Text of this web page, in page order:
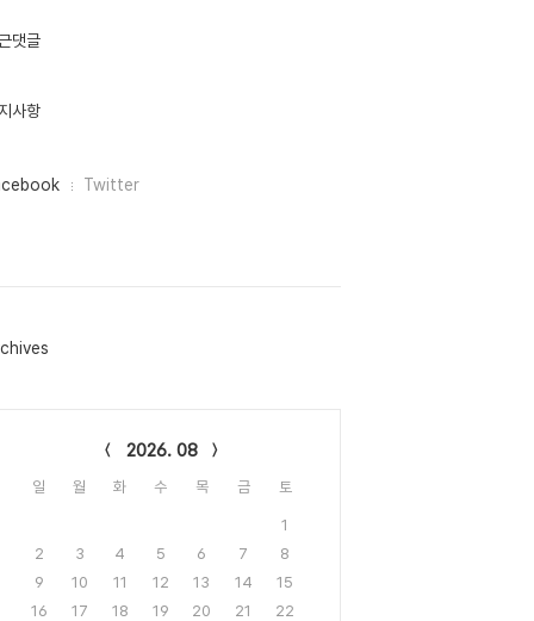
댓글
사항
Twitter
2026. 08
일 월 화 수 목 금 토
1
2
3 4 5 6 7
8
9
10 11 12 13 14
15
16
17 18 19 20 21
22